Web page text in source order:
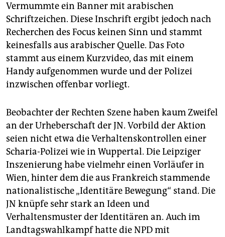
Vermummte ein Banner mit arabischen
Schriftzeichen. Diese Inschrift ergibt jedoch nach
Recherchen des Focus keinen Sinn und stammt
keinesfalls aus arabischer Quelle. Das Foto
stammt aus einem Kurzvideo, das mit einem
Handy aufgenommen wurde und der Polizei
inzwischen offenbar vorliegt.
Beobachter der Rechten Szene haben kaum Zweifel
an der Urheberschaft der JN. Vorbild der Aktion
seien nicht etwa die Verhaltenskontrollen einer
Scharia-Polizei wie in Wuppertal. Die Leipziger
Inszenierung habe vielmehr einen Vorläufer in
Wien, hinter dem die aus Frankreich stammende
nationalistische „Identitäre Bewegung“ stand. Die
JN knüpfe sehr stark an Ideen und
Verhaltensmuster der Identitären an. Auch im
Landtagswahlkampf hatte die NPD mit